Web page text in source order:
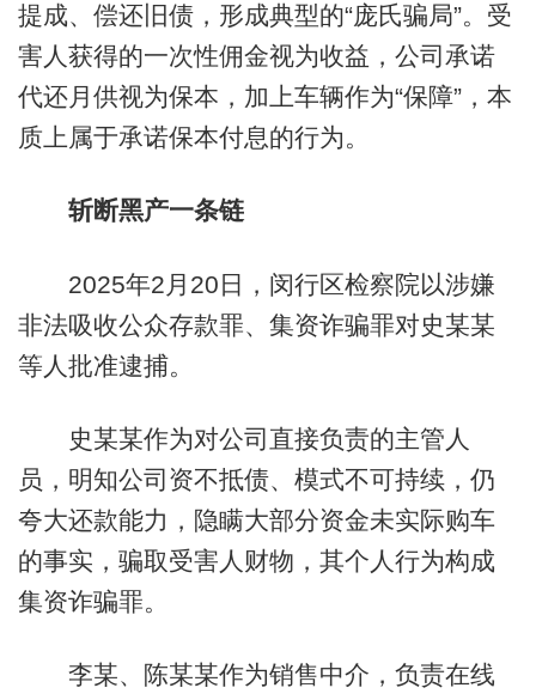
提成、偿还旧债，形成典型的“庞氏骗局”。受
害人获得的一次性佣金视为收益，公司承诺
代还月供视为保本，加上车辆作为“保障”，本
质上属于承诺保本付息的行为。
斩断黑产一条链
2025年2月20日，闵行区检察院以涉嫌
非法吸收公众存款罪、集资诈骗罪对史某某
等人批准逮捕。
史某某作为对公司直接负责的主管人
员，明知公司资不抵债、模式不可持续，仍
夸大还款能力，隐瞒大部分资金未实际购车
的事实，骗取受害人财物，其个人行为构成
集资诈骗罪。
李某、陈某某作为销售中介，负责在线